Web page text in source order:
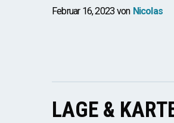
Februar 16, 2023 von Nicolas
LAGE &